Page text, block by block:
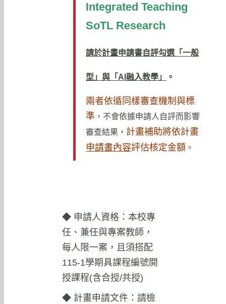
Integrated Teaching
SoTL Research
請於計畫申請書自評勾選「一般
型」與「 AI 融入教學」 。
兩者依循同樣審查機制與標
準 ，不會依據申請人自評而影響
審查結果， 計畫補助將依計畫
申請書內容評估核定金額 。
◆ 申請人資格：本校專
任、兼任與專案教師，
每人限一案，且須搭配
115-1學期具課程編號開
授課程(含合授/共授)
◆ 計畫申請文件：請檢